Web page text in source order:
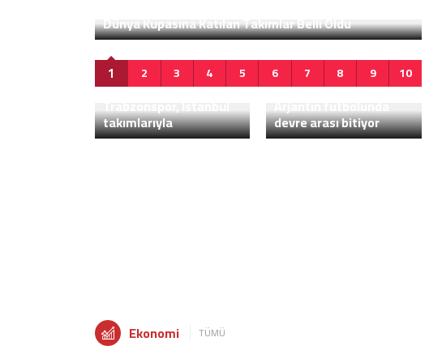
Formula 1’de Sezon Bugün Başlıyor